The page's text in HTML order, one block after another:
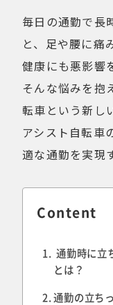
毎日の通勤で長
と、足や腰に痛
健康にも悪影響
そんな悩みを抱
転車という新し
アシスト自転車
適な通勤を実現
Content
通勤時に立
とは？
通勤の立ち